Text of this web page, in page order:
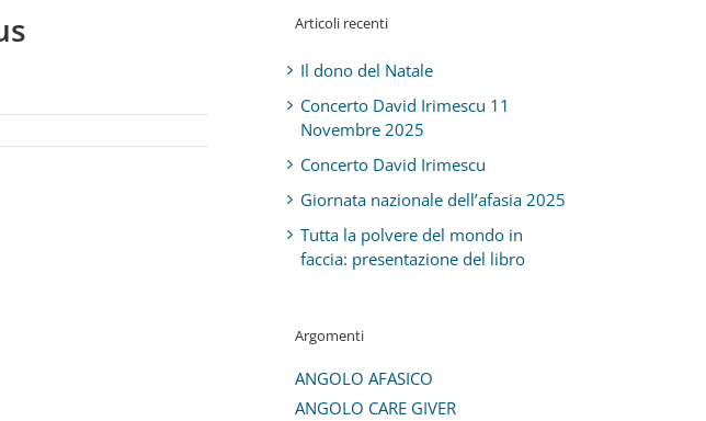
Articoli recenti
Il dono del Natale
Concerto David Irimescu 11
Novembre 2025
Concerto David Irimescu
Giornata nazionale dell’afasia 2025
Tutta la polvere del mondo in
faccia: presentazione del libro
Argomenti
ANGOLO AFASICO
ANGOLO CARE GIVER